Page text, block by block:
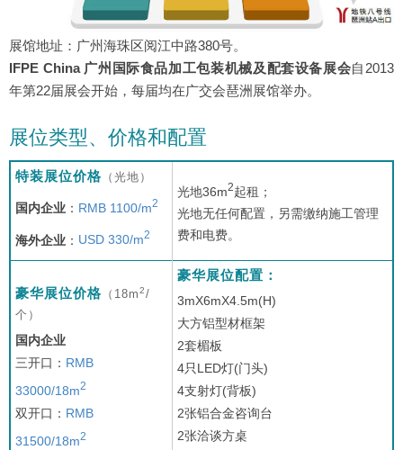
展馆地址：广州海珠区阅江中路380号。
IFPE China 广州国际食品加工包装机械及配套设备展会自2013
年第22届展会开始，每届均在广交会琶洲展馆举办。
展位类型、价格和配置
特装展位价格 （光地）
国内企业 ： RMB 1100/m2
海外企业 ： USD 330/m2
光地36m2起租；
光地无任何配置，另需缴纳施工管理
费和电费。
豪华展位价格 （18m2/
个）
国内企业
三开口： RMB
33000/18m2
双开口： RMB
31500/18m2
豪华展位配置：
3mX6mX4.5m(H)
大方铝型材框架
2套楣板
4只LED灯(门头)
4支射灯(背板)
2张铝合金咨询台
2张洽谈方桌